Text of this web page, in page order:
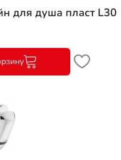
для душа пласт L30